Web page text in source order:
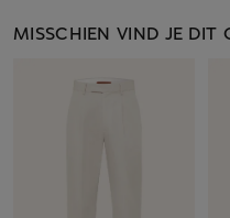
MISSCHIEN VIND JE DIT